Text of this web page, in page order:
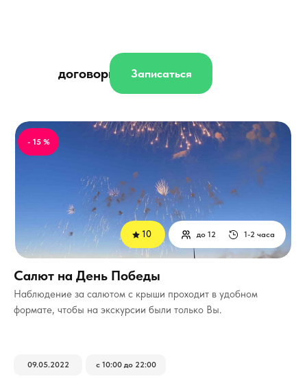
договорная Записаться
Наблюдение за салютом с крыши проходит в удобном
формате, чтобы на экскурсии были только Вы.
1-2 часа
до 12
09.05.2022 с 10:00 до 22:00
- 15 %
Салют на День Победы
10